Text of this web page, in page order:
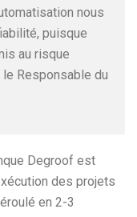
nous
puisque
au risque
le Responsable du
Degroof est
des projets
en 2-3